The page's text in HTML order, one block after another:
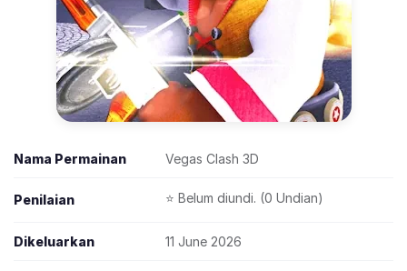
Nama Permainan Vegas Clash 3D
Penilaian ⭐ Belum diundi. (0 Undian)
Dikeluarkan 11 June 2026